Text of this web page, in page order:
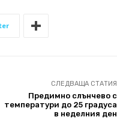
СЛЕДВАЩА СТАТИЯ
Предимно слънчево с
температури до 25 градуса
в неделния ден